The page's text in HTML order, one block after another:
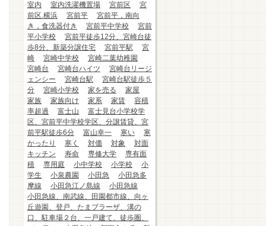
室内
室内洗濯機置場 宮前区
宮
前区.横浜
宮前平
宮前平，南向
き，食洗器付き
宮前平中学校
宮前
平小学校
宮前平徒歩12分、宮崎台徒
歩8分、新築分譲住宅
宮前平駅
宮
崎
宮崎中学校
宮崎二葉幼稚園
宮崎台
宮崎台ハイツ
宮崎台リージ
ェンシー
宮崎台駅
宮崎台駅徒歩５
分
宮崎小学校 家を売る
家屋
家族
家族向け 家系 家賃
容積
率超過
富士山
富士見台小学校学
区、宮前平中学校学区、分譲賃貸、宮
前平駅徒歩6分
富山幸一 寒い
寒
かったり
寒く 対価 対象
対面
キッチン
寿命 専修大学
専有面
積
専用庭 小中学校 小学校
小
学生
小泉農園 小田急
小田急多
摩線
小田急江ノ島線
小田急線
小田急線、南武線、田園都市線、向ヶ
丘遊園、登戸、たまプラーザ、溝の
口、駐車場２台、一戸建て、徒歩圏、